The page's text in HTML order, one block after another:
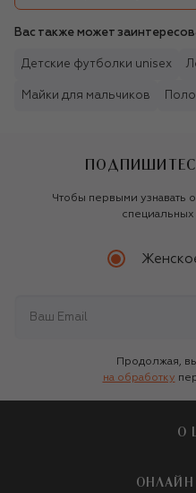
Вас также может
Детские футболки unisex
Майки для мальчиков
Чтобы первыми узнавать
Продолжая,
на обработку
О
О
ОНЛАЙН